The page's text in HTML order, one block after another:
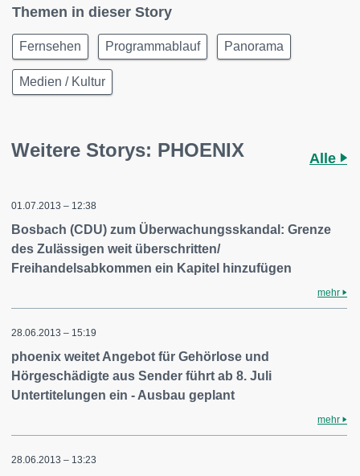
Themen in dieser Story
Fernsehen Programmablauf Panorama
Medien / Kultur
Weitere Storys: PHOENIX Alle
01.07.2013 – 12:38
Bosbach (CDU) zum Überwachungsskandal: Grenze
des Zulässigen weit überschritten/
Freihandelsabkommen ein Kapitel hinzufügen
mehr
28.06.2013 – 15:19
phoenix weitet Angebot für Gehörlose und
Hörgeschädigte aus Sender führt ab 8. Juli
Untertitelungen ein - Ausbau geplant
mehr
28.06.2013 – 13:23